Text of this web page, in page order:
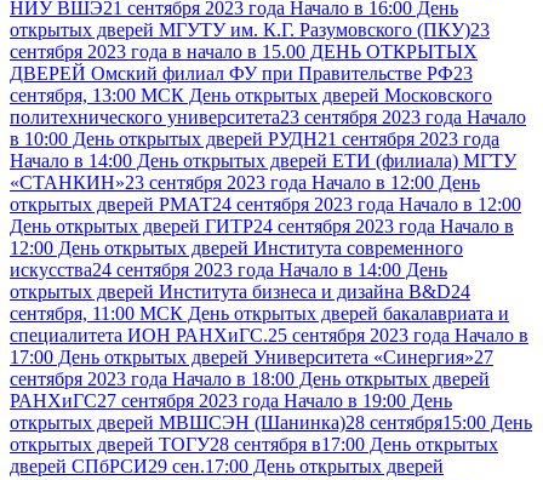
НИУ ВШЭ21 сентября 2023 года Начало в 16:00 День
открытых дверей МГУТУ им. К.Г. Разумовского (ПКУ)23
сентября 2023 года в начало в 15.00 ДЕНЬ ОТКРЫТЫХ
ДВЕРЕЙ Омский филиал ФУ при Правительстве РФ23
сентября, 13:00 МСК День открытых дверей Московского
политехнического университета23 сентября 2023 года Начало
в 10:00 День открытых дверей РУДН21 сентября 2023 года
Начало в 14:00 День открытых дверей ЕТИ (филиала) МГТУ
«СТАНКИН»23 сентября 2023 года Начало в 12:00 День
открытых дверей РМАТ24 сентября 2023 года Начало в 12:00
День открытых дверей ГИТР24 сентября 2023 года Начало в
12:00 День открытых дверей Института современного
искусства24 сентября 2023 года Начало в 14:00 День
открытых дверей Института бизнеса и дизайна B&D24
сентября, 11:00 МСК День открытых дверей бакалавриата и
специалитета ИОН РАНХиГС.25 сентября 2023 года Начало в
17:00 День открытых дверей Университета «Синергия»27
сентября 2023 года Начало в 18:00 День открытых дверей
РАНХиГС27 сентября 2023 года Начало в 19:00 День
открытых дверей МВШСЭН (Шанинка)28 сентября15:00 День
открытых дверей ТОГУ28 сентября в17:00 День открытых
дверей СПбРСИ29 сен.17:00 День открытых дверей